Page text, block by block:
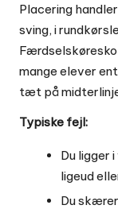
Placering
sving, i
mange elever
tæt på
Typiske fejl:
Du ligger
ligeud
Du